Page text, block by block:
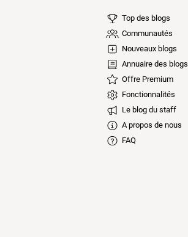
Top des blogs
Communautés
Nouveaux blogs
Annuaire des blogs
Offre Premium
Fonctionnalités
Le blog du staff
A propos de nous
FAQ